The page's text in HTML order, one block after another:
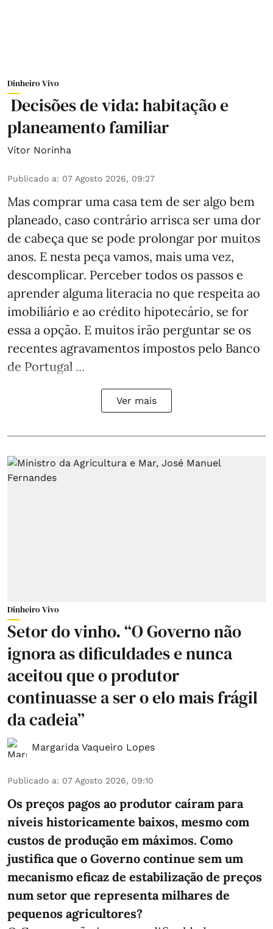
Dinheiro Vivo
Decisões de vida: habitação e
planeamento familiar
Vítor Norinha
Publicado a: 07 Agosto 2026, 09:27
Mas comprar uma casa tem de ser algo bem
planeado, caso contrário arrisca ser uma dor
de cabeça que se pode prolongar por muitos
anos. E nesta peça vamos, mais uma vez,
descomplicar. Perceber todos os passos e
aprender alguma literacia no que respeita ao
imobiliário e ao crédito hipotecário, se for
essa a opção. E muitos irão perguntar se os
recentes agravamentos impostos pelo Banco
de Portugal ...
Ver mais
Dinheiro Vivo
Setor do vinho. “O Governo não
ignora as dificuldades e nunca
aceitou que o produtor
continuasse a ser o elo mais frágil
da cadeia”
Margarida Vaqueiro Lopes
Publicado a: 07 Agosto 2026, 09:10
Os preços pagos ao produtor caíram para
níveis historicamente baixos, mesmo com
custos de produção em máximos. Como
justifica que o Governo continue sem um
mecanismo eficaz de estabilização de preços
num setor que representa milhares de
pequenos agricultores?